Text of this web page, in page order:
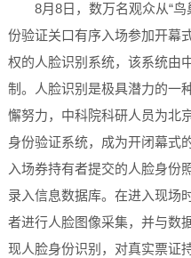
8月8日，数万名观众从“鸟
份验证关口有序入场参加开幕
权的人脸识别系统，该系统由
制。人脸识别是极具潜力的一
懈努力，中科院科研人员为北
身份验证系统，成为开闭幕式
入场券持有者提交的人脸身份
录入信息数据库。在进入现场
者进行人脸图像采集，并与数
现人脸身份识别，对真实票证